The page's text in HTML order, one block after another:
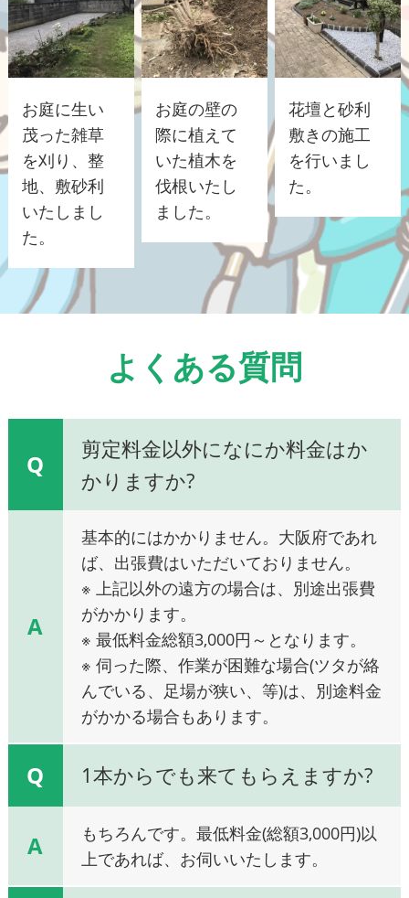
お庭に生い
茂った雑草
を刈り、整
地、敷砂利
いたしまし
た。
お庭の壁の
際に植えて
いた植木を
伐根いたし
ました。
花壇と砂利
敷きの施工
を行いまし
た。
よくある質問
Q
剪定料金以外になにか料金はか
かりますか?
A
基本的にはかかりません。大阪府であれ
ば、出張費はいただいておりません。
※ 上記以外の遠方の場合は、別途出張費
がかかります。
※ 最低料金総額3,000円～となります。
※ 伺った際、作業が困難な場合(ツタが絡
んでいる、足場が狭い、等)は、別途料金
がかかる場合もあります。
Q 1本からでも来てもらえますか?
A
もちろんです。最低料金(総額3,000円)以
上であれば、お伺いいたします。